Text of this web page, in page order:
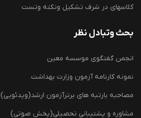
کلاسهای در شرف تشکیل ونکته وتست
بحث وتبادل نظر
انجمن گفتگوی موسسه معین
نمونه کارنامه آزمون وزارت بهداشت
مصاحبه بارتبه های برترآزمون ارشد(ویدئویی)
مشاوره و پشتیبانی تحصیلی(پخش صوتی)